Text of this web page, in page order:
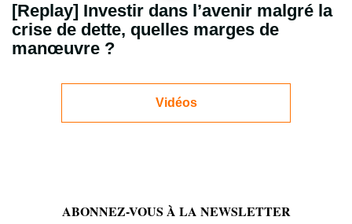
[Replay] Investir dans l’avenir malgré la
crise de dette, quelles marges de
manœuvre ?
Vidéos
ABONNEZ-VOUS À LA NEWSLETTER